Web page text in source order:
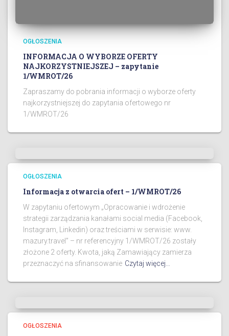
OGŁOSZENIA
INFORMACJA O WYBORZE OFERTY
NAJKORZYSTNIEJSZEJ – zapytanie
1/WMROT/26
Zapraszamy do pobrania informacji o wyborze oferty
najkorzystniejszej do zapytania ofertowego nr
1/WMROT/26
OGŁOSZENIA
Informacja z otwarcia ofert – 1/WMROT/26
W zapytaniu ofertowym „Opracowanie i wdrożenie
strategii zarządzania kanałami social media (Facebook,
Instagram, Linkedin) oraz treściami w serwisie: www.
mazury.travel” – nr referencyjny 1/WMROT/26 zostały
złożone 2 oferty. Kwota, jaką Zamawiający zamierza
przeznaczyć na sfinansowanie Czytaj więcej…
OGŁOSZENIA